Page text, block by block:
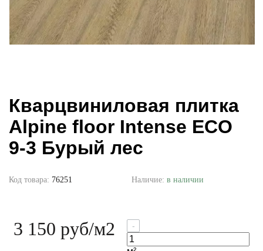
Кварцвиниловая плитка
Alpine floor Intense ECO
9-3 Бурый лес
Код товара: 76251 Наличие: в наличии
3 150 руб/м2 -